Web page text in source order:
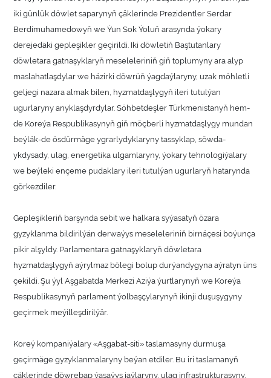
iki günlük döwlet saparynyň çäklerinde Prezidentler Serdar
Berdimuhamedowyň we Ýun Sok Ýoluň arasynda ýokary
derejedäki gepleşikler geçirildi. Iki döwletiň Baştutanlary
döwletara gatnaşyklaryň meseleleriniň giň toplumyny ara alyp
maslahatlaşdylar we häzirki döwrüň ýagdaýlaryny, uzak möhletli
geljegi nazara almak bilen, hyzmatdaşlygyň ileri tutulýan
ugurlaryny anyklaşdyrdylar. Söhbetdeşler Türkmenistanyň hem-
de Koreýa Respublikasynyň giň möçberli hyzmatdaşlygy mundan
beýläk-de ösdürmäge ygrarlydyklaryny tassyklap, söwda-
ykdysady, ulag, energetika ulgamlaryny, ýokary tehnologiýalary
we beýleki ençeme pudaklary ileri tutulýan ugurlaryň hatarynda
görkezdiler.
Gepleşikleriň barşynda sebit we halkara syýasatyň özara
gyzyklanma bildirilýän derwaýys meseleleriniň birnäçesi boýunça
pikir alşyldy. Parlamentara gatnaşyklaryň döwletara
hyzmatdaşlygyň aýrylmaz bölegi bolup durýandygyna aýratyn üns
çekildi. Şu ýyl Aşgabatda Merkezi Aziýa ýurtlarynyň we Koreýa
Respublikasynyň parlament ýolbaşçylarynyň ikinji duşuşygyny
geçirmek meýilleşdirilýär.
Koreý kompaniýalary «Aşgabat-siti» taslamasyny durmuşa
geçirmäge gyzyklanmalaryny beýan etdiler. Bu iri taslamanyň
çäklerinde döwrebap ýaşaýyş jaýlaryny, ulag infrastrukturasyny,